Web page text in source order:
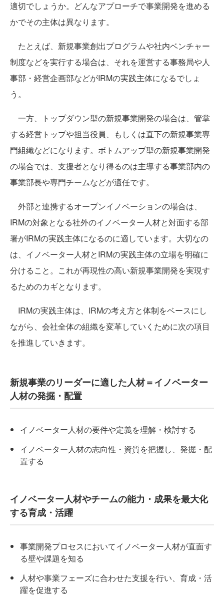
適切でしょうか。どんなアプローチで事業開発を進める
かでその主体は異なります。
たとえば、新規事業創出プログラムや社内ベンチャー
制度などを実行する場合は、それを運営する事務局や人
事部・経営企画部などがIRMの実践主体になるでしょ
う。
一方、トップダウン型の新規事業開発の場合は、管掌
する経営トップや担当役員、もしくは直下の新規事業専
門組織などになります。ボトムアップ型の新規事業開発
の場合では、支援者となり得るのは主導する事業部内の
事業部長や専門チームなどが適任です。
外部と連携するオープンイノベーションの場合は、
IRMの対象となる社外のイノベーター人材と対面する部
署がIRMの実践主体になるのに適しています。大切なの
は、イノベーター人材とIRMの実践主体の立場を明確に
分けること。これが再現性の高い新規事業開発を実現す
るためのカギとなります。
IRMの実践主体は、IRMの考え方と体制をベースにし
ながら、会社全体の組織を変革していくために次の項目
を推進していきます。
新規事業のリーダーに適した人材＝イノベーター
人材の発掘・配置
イノベーター人材の要件や定義を理解・検討する
イノベーター人材の志向性・資質を把握し、発掘・配
置する
イノベーター人材やチームの能力・成果を最大化
する育成・活躍
事業開発プロセスにおいてイノベーター人材が直面す
る壁や課題を知る
人材や事業フェーズに合わせた支援を行い、育成・活
躍を促進する